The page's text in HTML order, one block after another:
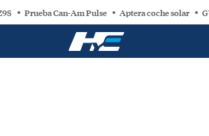
Prueba Can-Am Pulse Aptera coche solar